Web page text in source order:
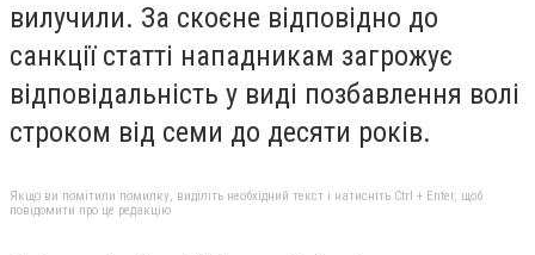
вилучили. За скоєне відповідно до
санкції статті нападникам загрожує
відповідальність у виді позбавлення волі
строком від семи до десяти років.
Якщо ви помітили помилку, виділіть необхідний текст і натисніть Ctrl + Enter, щоб
повідомити про це редакцію